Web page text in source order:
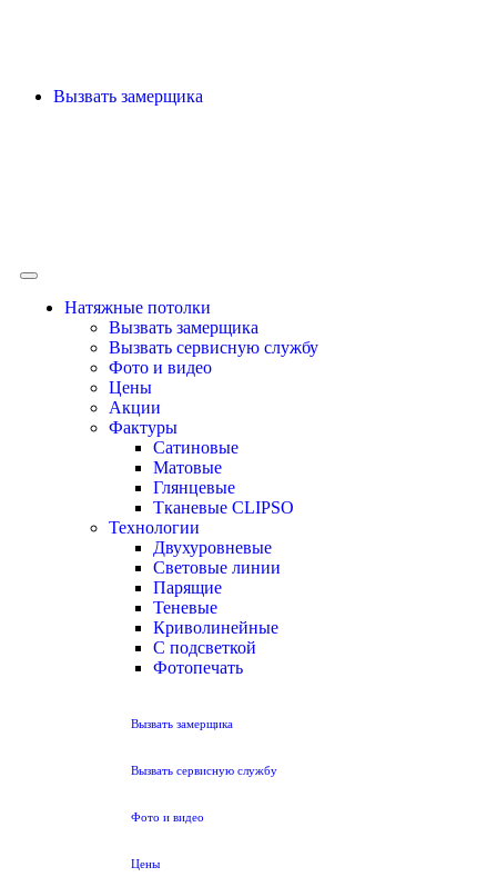
Вызвать замерщика
Натяжные потолки
Вызвать замерщика
Вызвать сервисную службу
Фото и видео
Цены
Акции
Фактуры
Сатиновые
Матовые
Глянцевые
Тканевые CLIPSO
Технологии
Двухуровневые
Световые линии
Парящие
Теневые
Криволинейные
С подсветкой
Фотопечать
Вызвать замерщика
Вызвать сервисную службу
Фото и видео
Цены